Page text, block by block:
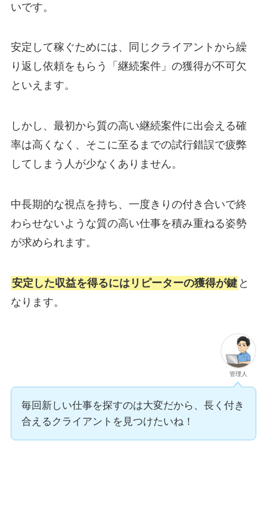
いです。
安定して稼ぐためには、同じクライアントから繰
り返し依頼をもらう「継続案件」の獲得が不可欠
といえます。
しかし、最初から質の高い継続案件に出会える確
率は高くなく、そこに至るまでの試行錯誤で疲弊
してしまう人が少なくありません。
中長期的な視点を持ち、一度きりの付き合いで終
わらせないような質の高い仕事を積み重ねる姿勢
が求められます。
安定した収益を得るにはリピーターの獲得が鍵 と
なります。
管理人
毎回新しい仕事を探すのは大変だから、長く付き
合えるクライアントを見つけたいね！